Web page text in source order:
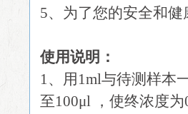
5、为了您的安全和
使用说明：
1、用1ml与待测样本
至100μl ，使终浓度为